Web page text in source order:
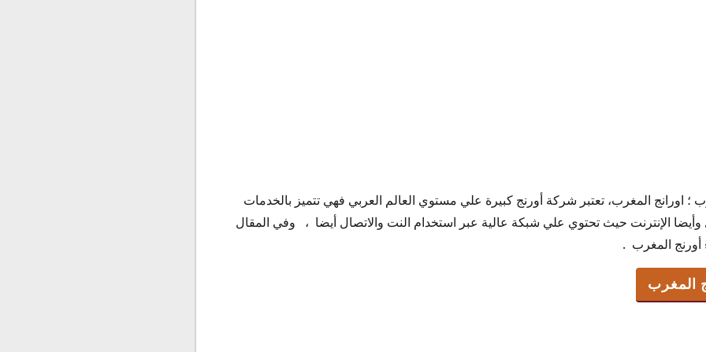
اورانج المغرب، تعتبر شركة أورنج كبيرة علي مستوي العالم العربي فهي تتميز بالخدمات
وأيضا الإنترنت حيث تحتوي علي شبكة عالية عبر استخدام النت والاتصال أيضا ، وفي المقال
المغرب .
المغرب